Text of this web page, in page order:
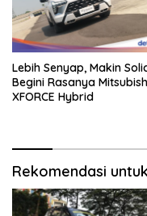
Lebih Senyap, Makin
Begini Rasanya
XFORCE Hybrid
Rekomendasi